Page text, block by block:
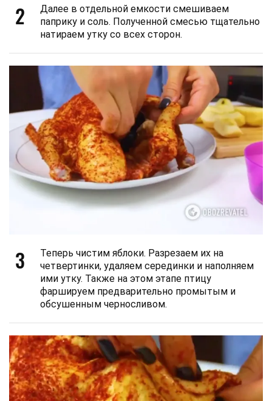
2
Далее в отдельной емкости смешиваем
паприку и соль. Полученной смесью тщательно
натираем утку со всех сторон.
3
Теперь чистим яблоки. Разрезаем их на
четвертинки, удаляем серединки и наполняем
ими утку. Также на этом этапе птицу
фаршируем предварительно промытым и
обсушенным черносливом.